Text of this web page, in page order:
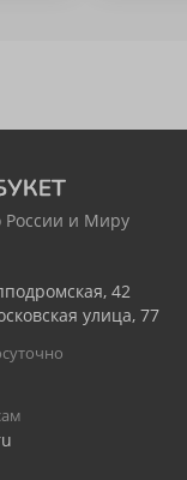
России и Миру
42
улица, 77